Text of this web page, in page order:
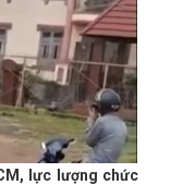
lực lượng chức